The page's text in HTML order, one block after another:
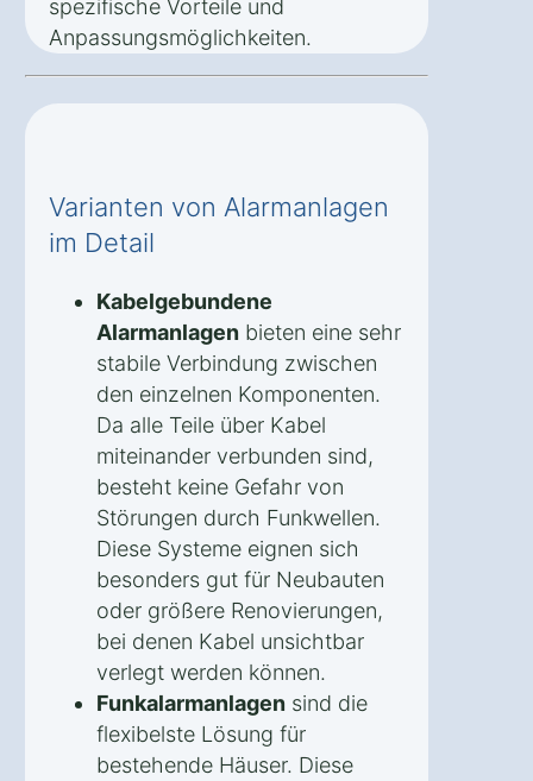
spezifische Vorteile und
Anpassungsmöglichkeiten.
Varianten von Alarmanlagen
im Detail
Kabelgebundene
Alarmanlagen bieten eine sehr
stabile Verbindung zwischen
den einzelnen Komponenten.
Da alle Teile über Kabel
miteinander verbunden sind,
besteht keine Gefahr von
Störungen durch Funkwellen.
Diese Systeme eignen sich
besonders gut für Neubauten
oder größere Renovierungen,
bei denen Kabel unsichtbar
verlegt werden können.
Funkalarmanlagen sind die
flexibelste Lösung für
bestehende Häuser. Diese